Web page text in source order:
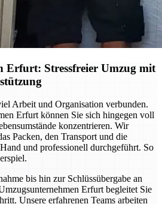
Erfurt: Stressfreier Umzug mit
Arbeit und Organisation verbunden.
Erfurt können Sie sich hingegen voll
konzentrieren. Wir
Packen, den Transport und die
und professionell durchgeführt. So
bis hin zur Schlüssübergabe an
Erfurt begleitet Sie
Unsere erfahrenen Teams arbeiten